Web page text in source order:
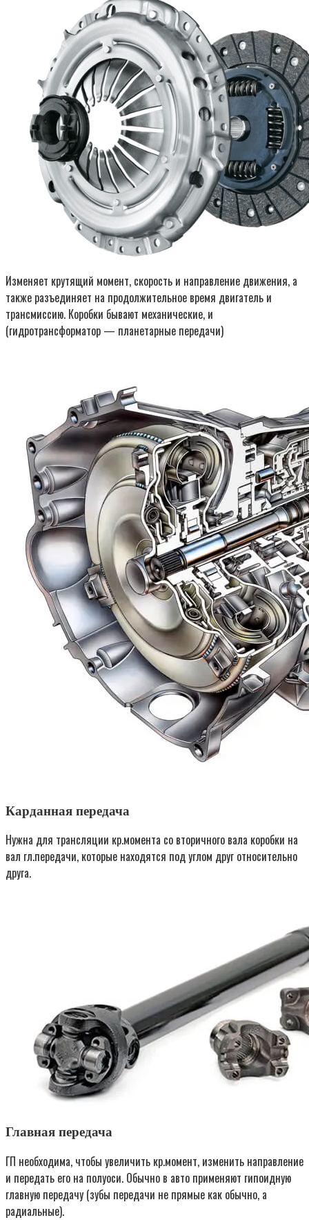
Изменяет крутящий момент, скорость и направление движения, а
также разъединяет на продолжительное время двигатель и
трансмиссию. Коробки бывают механические, и
(гидротрансформатор — планетарные передачи)
Карданная передача
Нужна для трансляции кр.момента со вторичного вала коробки на
вал гл.передачи, которые находятся под углом друг относительно
друга.
Главная передача
ГП необходима, чтобы увеличить кр.момент, изменить направление
и передать его на полуоси. Обычно в авто применяют гипоидную
главную передачу (зубы передачи не прямые как обычно, а
радиальные).